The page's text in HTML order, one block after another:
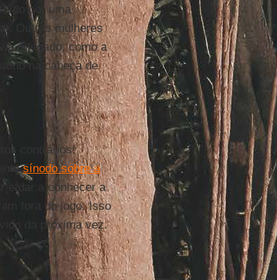
por uma
Outras mulheres
relegado, como a
na cabeça de
contrários!
sínodo sobre a
e dar a conhecer a
fora do jogo. Isso
da próxima vez.